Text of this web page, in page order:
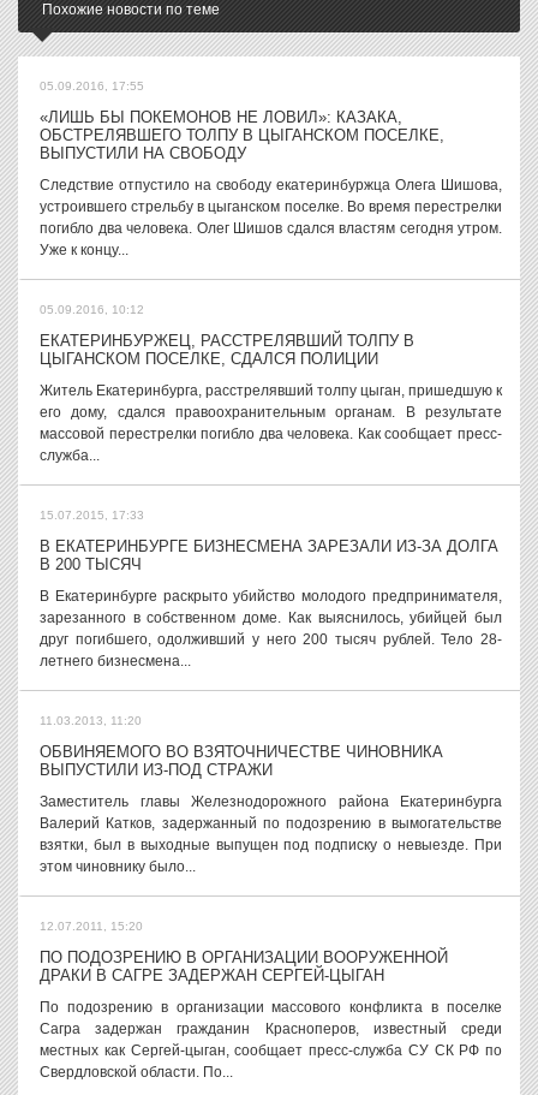
Похожие новости по теме
05.09.2016, 17:55
«ЛИШЬ БЫ ПОКЕМОНОВ НЕ ЛОВИЛ»: КАЗАКА,
ОБСТРЕЛЯВШЕГО ТОЛПУ В ЦЫГАНСКОМ ПОСЕЛКЕ,
ВЫПУСТИЛИ НА СВОБОДУ
Следствие отпустило на свободу екатеринбуржца Олега Шишова,
устроившего стрельбу в цыганском поселке. Во время перестрелки
погибло два человека. Олег Шишов сдался властям сегодня утром.
Уже к концу...
05.09.2016, 10:12
ЕКАТЕРИНБУРЖЕЦ, РАССТРЕЛЯВШИЙ ТОЛПУ В
ЦЫГАНСКОМ ПОСЕЛКЕ, СДАЛСЯ ПОЛИЦИИ
Житель Екатеринбурга, расстрелявший толпу цыган, пришедшую к
его дому, сдался правоохранительным органам. В результате
массовой перестрелки погибло два человека. Как сообщает пресс-
служба...
15.07.2015, 17:33
В ЕКАТЕРИНБУРГЕ БИЗНЕСМЕНА ЗАРЕЗАЛИ ИЗ-ЗА ДОЛГА
В 200 ТЫСЯЧ
В Екатеринбурге раскрыто убийство молодого предпринимателя,
зарезанного в собственном доме. Как выяснилось, убийцей был
друг погибшего, одолживший у него 200 тысяч рублей. Тело 28-
летнего бизнесмена...
11.03.2013, 11:20
ОБВИНЯЕМОГО ВО ВЗЯТОЧНИЧЕСТВЕ ЧИНОВНИКА
ВЫПУСТИЛИ ИЗ-ПОД СТРАЖИ
Заместитель главы Железнодорожного района Екатеринбурга
Валерий Катков, задержанный по подозрению в вымогательстве
взятки, был в выходные выпущен под подписку о невыезде. При
этом чиновнику было...
12.07.2011, 15:20
ПО ПОДОЗРЕНИЮ В ОРГАНИЗАЦИИ ВООРУЖЕННОЙ
ДРАКИ В САГРЕ ЗАДЕРЖАН СЕРГЕЙ-ЦЫГАН
По подозрению в организации массового конфликта в поселке
Сагра задержан гражданин Красноперов, известный среди
местных как Сергей-цыган, сообщает пресс-служба СУ СК РФ по
Свердловской области. По...